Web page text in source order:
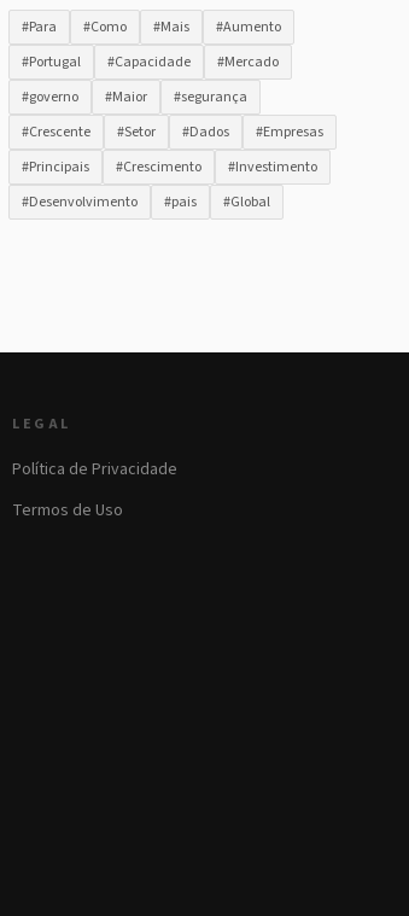
#Para #Como #Mais
#Aumento
#Portugal
#Capacidade
#Mercado
#governo
#Maior
#segurança
#Crescente
#Setor #Dados
#Empresas
#Principais
#Crescimento
#Investimento
#Desenvolvimento
#pais #Global
LEGAL
Política de Privacidade
Termos de Uso